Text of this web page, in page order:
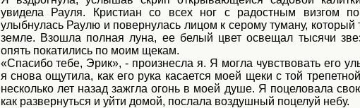
увидела Рауля. Кристиан со всех ног с радостным визгом
улыбнулась Раулю и повернулась лицом к серому туману, который
земле. Взошла полная луна, ее белый цвет освещал тысячи
опять покатились по моим щекам.
«Спасибо тебе, Эрик», - произнесла я. Я могла чувствовать его
я снова ощутила, как его рука касается моей щеки с той
несколько лет назад зажгла огонь в моей душе. Я поцеловала
как развернуться и уйти домой, послала воздушный поцелуй небу.